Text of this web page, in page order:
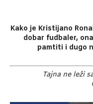
Kako je Kristijano
dobar fudbaler,
pamtiti i dugo
Tajna ne leži